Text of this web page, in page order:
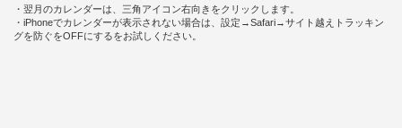
・翌月のカレンダーは、三角アイコン右向きをクリックします。
・iPhoneでカレンダーが表示されない場合は、設定→Safari→サイト越えトラッキン
グを防ぐをOFFにするをお試しください。